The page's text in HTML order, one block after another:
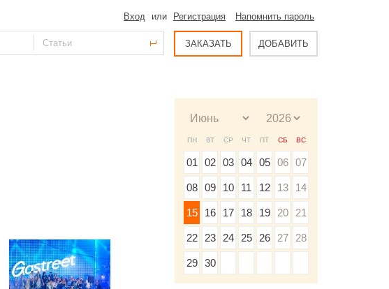
Вход или Регистрация Напомнить пароль
ЗАКАЗАТЬ ДОБАВИТЬ
ПН ВТ СР ЧТ ПТ СБ ВС
01 02 03 04 05 06 07
08 09 10 11 12 13 14
15 16 17 18 19 20 21
22 23 24 25 26 27 28
29 30